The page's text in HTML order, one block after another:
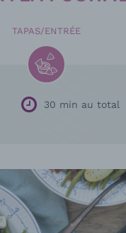
TAPAS/ENTRÉE
30 min au total